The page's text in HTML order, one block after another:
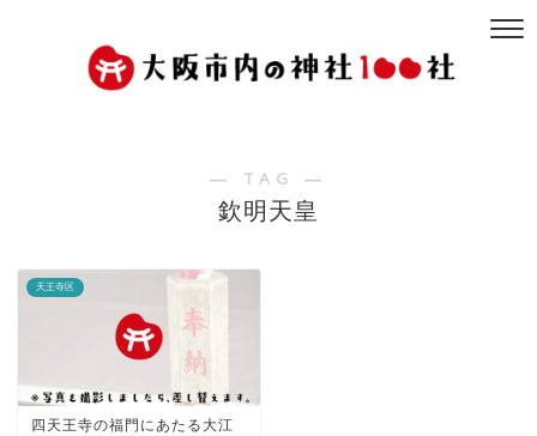
― TAG ―
欽明天皇
天王寺区
四天王寺の福門にあたる大江